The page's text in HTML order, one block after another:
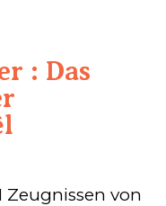
: Das
Zeugnissen von